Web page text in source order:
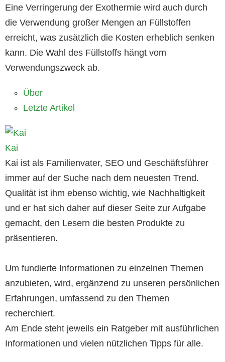
Eine Verringerung der Exothermie wird auch durch
die Verwendung großer Mengen an Füllstoffen
erreicht, was zusätzlich die Kosten erheblich senken
kann. Die Wahl des Füllstoffs hängt vom
Verwendungszweck ab.
Über
Letzte Artikel
Kai
Kai ist als Familienvater, SEO und Geschäftsführer
immer auf der Suche nach dem neuesten Trend.
Qualität ist ihm ebenso wichtig, wie Nachhaltigkeit
und er hat sich daher auf dieser Seite zur Aufgabe
gemacht, den Lesern die besten Produkte zu
präsentieren.
Um fundierte Informationen zu einzelnen Themen
anzubieten, wird, ergänzend zu unseren persönlichen
Erfahrungen, umfassend zu den Themen
recherchiert.
Am Ende steht jeweils ein Ratgeber mit ausführlichen
Informationen und vielen nützlichen Tipps für alle.